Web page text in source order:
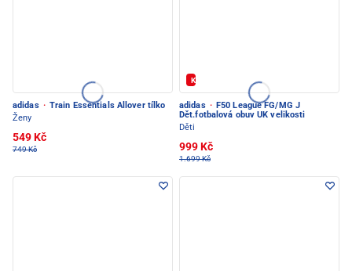
adidas · Train Essentials Allover tílko
Ženy
549 Kč
749 Kč
Kód: FOTBAL20
adidas · F50 League FG/MG J
Dět.fotbalová obuv UK velikosti
Děti
999 Kč
1.699 Kč